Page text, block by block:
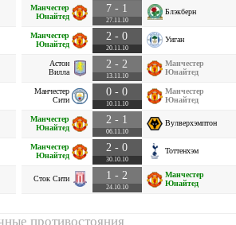
Манчестер
Юнайтед
7 - 1
27.11.10
Блэкберн
Манчестер
Юнайтед
2 - 0
20.11.10
Уиган
Астон
Вилла
2 - 2
13.11.10
Манчестер
Юнайтед
Манчестер
Сити
0 - 0
10.11.10
Манчестер
Юнайтед
Манчестер
Юнайтед
2 - 1
06.11.10
Вулверхэмптон
Манчестер
Юнайтед
2 - 0
30.10.10
Тоттенхэм
Сток Сити 1 - 2
24.10.10
Манчестер
Юнайтед
противостояния